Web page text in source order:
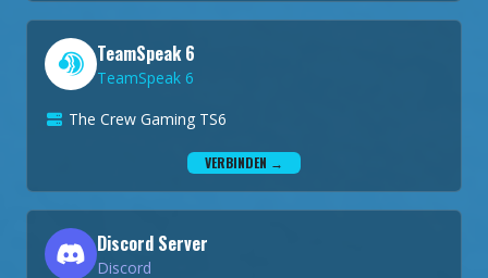
TeamSpeak 6
TeamSpeak 6
The Crew Gaming TS6
VERBINDEN →
Discord Server
Discord